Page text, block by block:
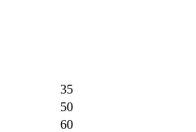
35
50
60